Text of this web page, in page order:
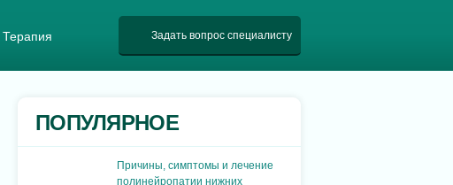
Терапия Задать вопрос специалисту
ПОПУЛЯРНОЕ
Причины, симптомы и лечение
полинейропатии нижних